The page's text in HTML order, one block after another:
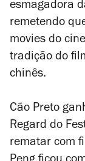
esmagadora
remetendo
movies do
tradição do
chinês.
Cão Preto
Regard do
rematar com